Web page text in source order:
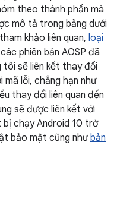
theo thành phần mà
mô tả trong bảng dưới
khảo liên quan, loại
phiên bản AOSP đã
tôi sẽ liên kết thay đổi
mã lỗi, chẳng hạn như
thay đổi liên quan đến
sẽ được liên kết với
chạy Android 10 trở
bảo mật cũng nhưbản